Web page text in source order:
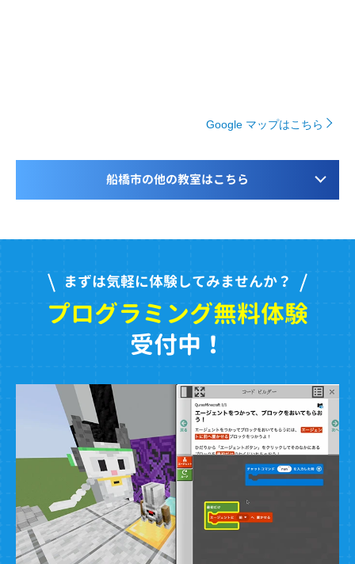
Google マップはこちら
船橋市の他の教室はこちら
まずは気軽に体験してみませんか？
プログラミング無料体験
受付中！